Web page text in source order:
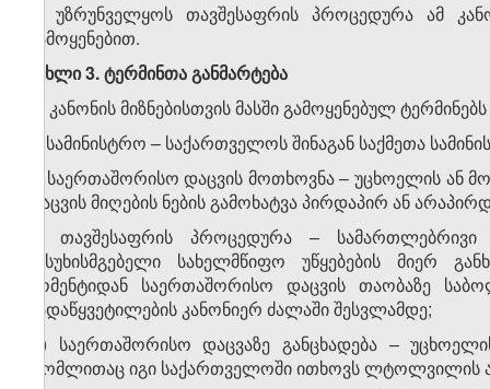
გ) უზრუნველყოს თავშესაფრის პროცედურა ამ
გამოყენებით.
მუხლი 3. ტერმინთა განმარტება
ამ კანონის მიზნებისთვის მასში გამოყენებულ
ა) სამინისტრო – საქართველოს შინაგან საქმეთა
ბ) საერთაშორისო დაცვის მოთხოვნა – უცხოელის ან
დაცვის მიღების ნების გამოხატვა პირდაპირ ან
გ) თავშესაფრის პროცედურა –
პასუხისმგებელი სახელმწიფო უწყებების მიერ
მომენტიდან საერთაშორისო დაცვის თაობაზე
გადაწყვეტილების კანონიერ ძალაში შესვლამდე;
დ) საერთაშორისო დაცვაზე განცხადება –
რომლითაც იგი საქართველოში ითხოვს ლტოლვილის ან